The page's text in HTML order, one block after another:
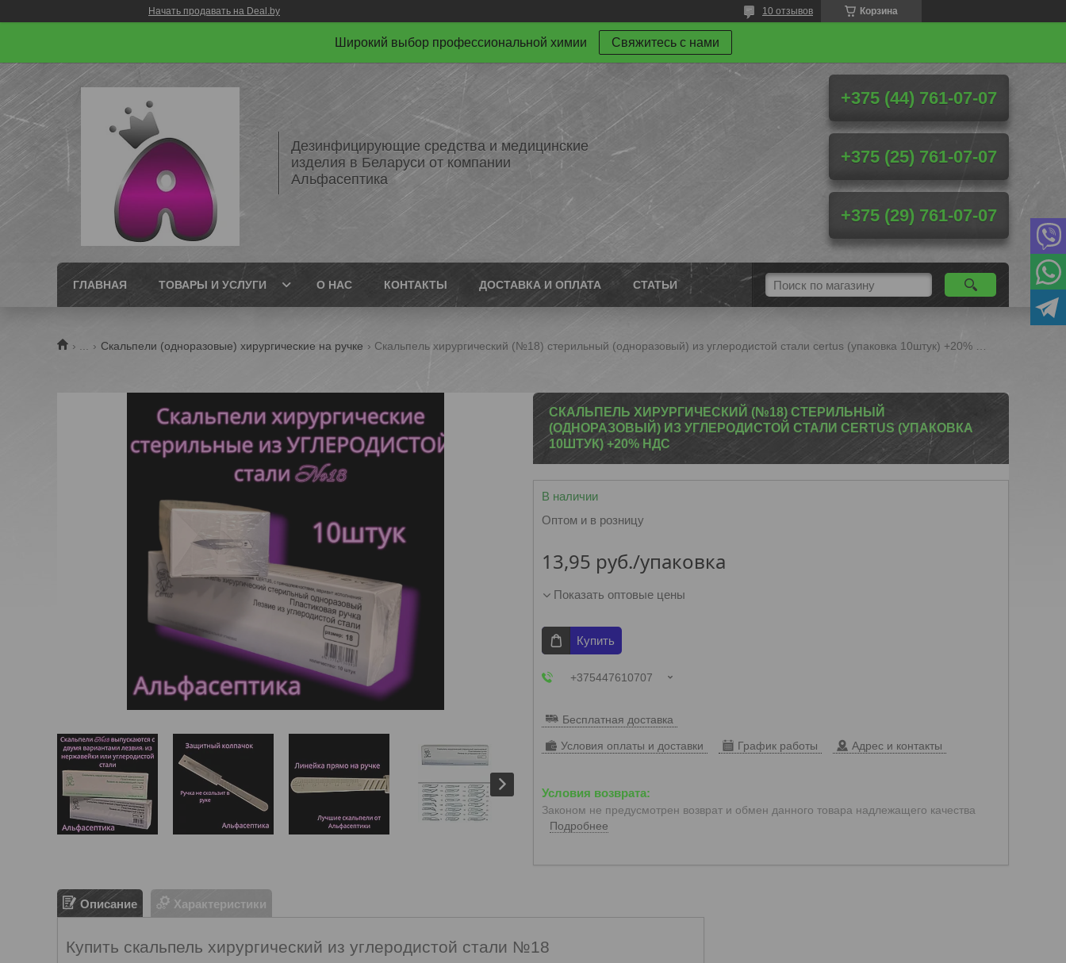
Начать продавать на Deal.by Корзина
10 отзывов
Широкий выбор профессиональной химии Свяжитесь с нами
Дезинфицирующие средства и медицинские
изделия в Беларуси от компании
Альфасептика
+375 (44) 761-07-07
+375 (25) 761-07-07
+375 (29) 761-07-07
ГЛАВНАЯ ТОВАРЫ И УСЛУГИ О НАС КОНТАКТЫ ДОСТАВКА И ОПЛАТА СТАТЬИ
Скальпели (одноразовые) хирургические на ручке
СКАЛЬПЕЛЬ ХИРУРГИЧЕСКИЙ (№18) СТЕРИЛЬНЫЙ
(ОДНОРАЗОВЫЙ) ИЗ УГЛЕРОДИСТОЙ СТАЛИ CERTUS (УПАКОВКА
10ШТУК) +20% НДС
В наличии
Оптом и в розницу
13,95 руб./упаковка
Показать оптовые цены
Купить
+375447610707
Бесплатная доставка
Условия оплаты и доставки График работы Адрес и контакты
Законом не предусмотрен возврат и обмен данного товара надлежащего качества
Подробнее
Описание Характеристики
Купить скальпель хирургический из углеродистой стали №18